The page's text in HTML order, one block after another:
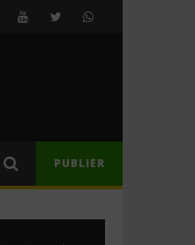
PUBLIER